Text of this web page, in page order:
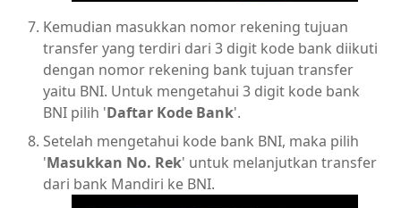
Kemudian masukkan nomor rekening tujuan
transfer yang terdiri dari 3 digit kode bank diikuti
dengan nomor rekening bank tujuan transfer
yaitu BNI. Untuk mengetahui 3 digit kode bank
BNI pilih 'Daftar Kode Bank'.
Setelah mengetahui kode bank BNI, maka pilih
'Masukkan No. Rek' untuk melanjutkan transfer
dari bank Mandiri ke BNI.